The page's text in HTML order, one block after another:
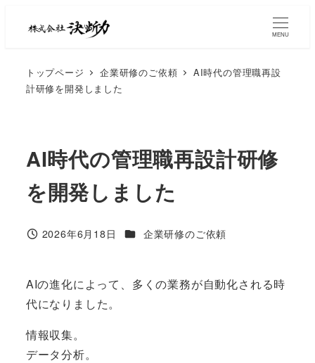
MENU
トップページ 企業研修のご依頼
AI時代の管理職再設
計研修を開発しました
AI時代の管理職再設計研修
を開発しました
2026年6月18日 企業研修のご依頼
AIの進化によって、多くの業務が自動化される時
代になりました。
情報収集。
データ分析。